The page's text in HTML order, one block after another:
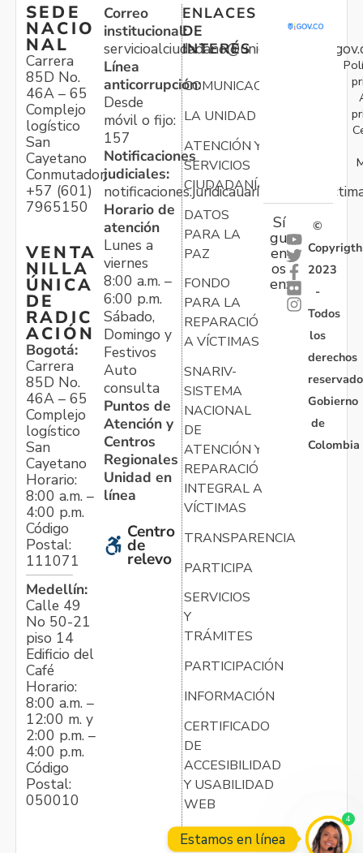
SEDE
NACIO
NAL
Carrera
85D No.
46A – 65
Complejo
logístico
San
Cayetano
Conmutador:
+57 (601)
7965150
VENTA
NILLA
ÚNICA
DE
RADIC
ACIÓN
Bogotá:
Carrera
85D No.
46A – 65
Complejo
logístico
San
Cayetano
Horario:
8:00 a.m. –
4:00 p.m.
Código
Postal:
111071
Medellín:
Calle 49
No 50-21
piso 14
Edificio del
Café
Horario:
8:00 a.m. –
12:00 m. y
2:00 p.m. –
4:00 p.m.
Código
Postal:
050010
Correo
institucional:
Línea
anticorrupción:
Desde
móvil o fijo:
157
Notificaciones
judiciales:
Horario de
atención
Lunes a
viernes
8:00 a.m. –
6:00 p.m.
Sábado,
Domingo y
Festivos
Auto
consulta
Puntos de
Atención y
Centros
Regionales
Unidad en
línea
Centro
de
relevo
ENLACES
DE
INTERÉS
COMUNICACIONES
LA UNIDAD
ATENCIÓN Y
SERVICIOS
CIUDADANÍA
DATOS
PARA LA
PAZ
FONDO
PARA LA
REPARACIÓN
A VÍCTIMAS
SNARIV-
SISTEMA
NACIONAL
DE
ATENCIÓN Y
REPARACIÓN
INTEGRAL A
VÍCTIMAS
TRANSPARENCIA
PARTICIPA
SERVICIOS
Y
TRÁMITES
PARTICIPACIÓN
INFORMACIÓN
CERTIFICADO
DE
ACCESIBILIDAD
Y USABILIDAD
WEB
Sí
gu
en
os
en:
©
Copyrigth
2023
-
Todos
los
derechos
Gobierno
de
Colombia
Estamos en línea
4